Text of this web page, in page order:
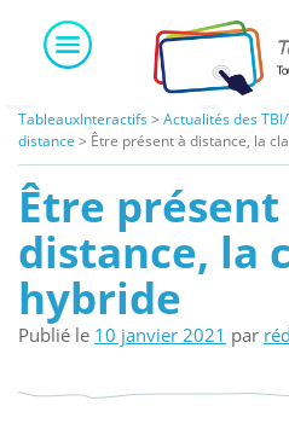
content
TableauxInteractifs > Actualités des
distance > Être présent à distance, la
Être présent
distance, la
hybride
Publié le 10 janvier 2021 par